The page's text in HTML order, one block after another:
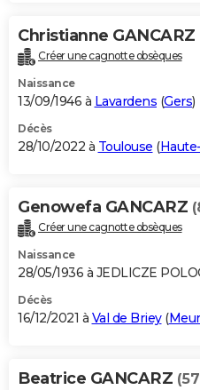
Christianne GANCARZ
Créer une cagnotte obsèques
Naissance
13/09/1946 à Lavardens (Gers)
Décès
28/10/2022 à Toulouse (
Genowefa GANCARZ
Créer une cagnotte obsèques
Naissance
28/05/1936 à JEDLICZE
Décès
16/12/2021 à Val de Briey(
Beatrice GANCARZ